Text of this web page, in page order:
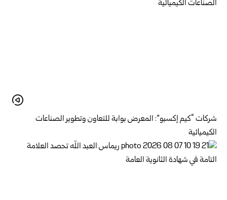
شركات “كيم إكسبو”: المعرض بوابة للتعاون وتطوير الصناعات
الكيميائية